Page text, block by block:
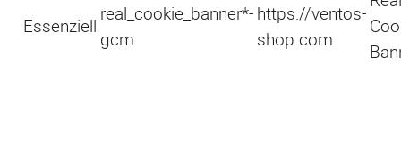
Essenziell
real_cookie_banner*-
gcm
https://ventos-
shop.com